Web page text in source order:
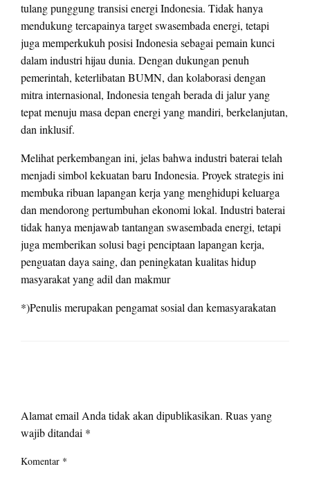
tulang punggung transisi energi Indonesia. Tidak hanya
mendukung tercapainya target swasembada energi, tetapi
juga memperkukuh posisi Indonesia sebagai pemain kunci
dalam industri hijau dunia. Dengan dukungan penuh
pemerintah, keterlibatan BUMN, dan kolaborasi dengan
mitra internasional, Indonesia tengah berada di jalur yang
tepat menuju masa depan energi yang mandiri, berkelanjutan,
dan inklusif.
Melihat perkembangan ini, jelas bahwa industri baterai telah
menjadi simbol kekuatan baru Indonesia. Proyek strategis ini
membuka ribuan lapangan kerja yang menghidupi keluarga
dan mendorong pertumbuhan ekonomi lokal. Industri baterai
tidak hanya menjawab tantangan swasembada energi, tetapi
juga memberikan solusi bagi penciptaan lapangan kerja,
penguatan daya saing, dan peningkatan kualitas hidup
masyarakat yang adil dan makmur
*)Penulis merupakan pengamat sosial dan kemasyarakatan
Alamat email Anda tidak akan dipublikasikan. Ruas yang
wajib ditandai *
Komentar *